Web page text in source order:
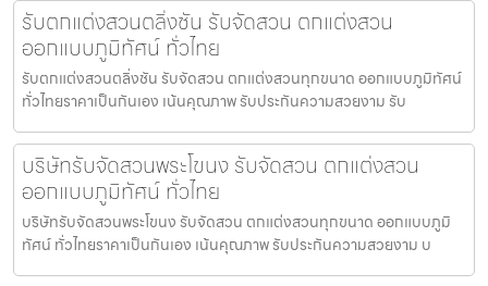
รับตกแต่งสวนตลิ่งชัน รับจัดสวน ตกแต่งสวน
ออกแบบภูมิทัศน์ ทั่วไทย
รับตกแต่งสวนตลิ่งชัน รับจัดสวน ตกแต่งสวนทุกขนาด ออกแบบภูมิทัศน์
ทั่วไทยราคาเป็นกันเอง เน้นคุณภาพ รับประกันความสวยงาม รับ
บริษัทรับจัดสวนพระโขนง รับจัดสวน ตกแต่งสวน
ออกแบบภูมิทัศน์ ทั่วไทย
บริษัทรับจัดสวนพระโขนง รับจัดสวน ตกแต่งสวนทุกขนาด ออกแบบภูมิ
ทัศน์ ทั่วไทยราคาเป็นกันเอง เน้นคุณภาพ รับประกันความสวยงาม บ